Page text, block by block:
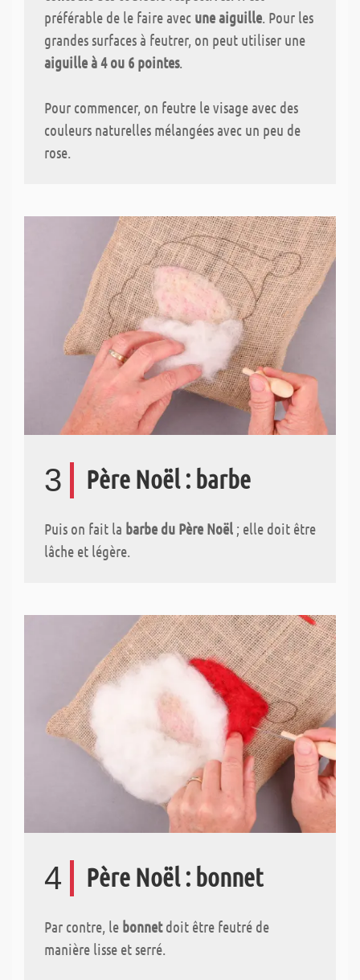
préférable de le faire avec une aiguille. Pour les
grandes surfaces à feutrer, on peut utiliser une
aiguille à 4 ou 6 pointes.
Pour commencer, on feutre le visage avec des
couleurs naturelles mélangées avec un peu de
rose.
3 Père Noël : barbe
Puis on fait la barbe du Père Noël ; elle doit être
lâche et légère.
4 Père Noël : bonnet
Par contre, le bonnetdoit être feutré de
manière lisse et serré.